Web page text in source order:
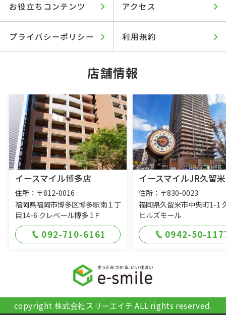
お役立ちコンテンツ アクセス
プライバシーポリシー 利用規約
店舗情報
イースマイル博多店
住所：〒812-0016
福岡県福岡市博多区博多駅南１丁
目14-6 クレベール博多 1Ｆ
092-710-6161
イースマイルJR久留
住所：〒830-0023
福岡県久留米市中央町1-1
ヒルズモール
0942-50-
copyright 株式会社スリーエイチ ALL rights reserved.